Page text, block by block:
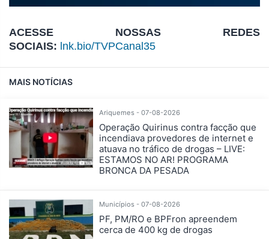
ACESSE NOSSAS REDES
SOCIAIS: lnk.bio/TVPCanal35
MAIS NOTÍCIAS
Ariquemes - 07-08-2026
Operação Quirinus contra facção que
incendiava provedores de internet e
atuava no tráfico de drogas – LIVE:
ESTAMOS NO AR! PROGRAMA
BRONCA DA PESADA
Municípios - 07-08-2026
PF, PM/RO e BPFron apreendem
cerca de 400 kg de drogas